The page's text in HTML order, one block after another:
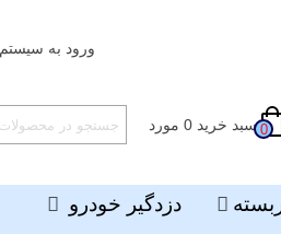
ورود به سیستم
0 سبد خرید 0 مورد
دزدگیر خودرو